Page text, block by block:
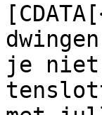
je niet